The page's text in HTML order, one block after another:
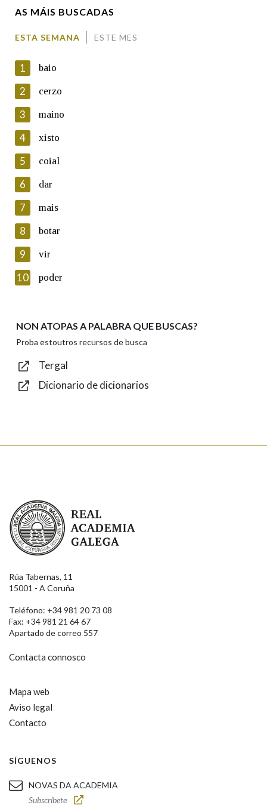
En cumprimento da normativa vixente en materia de
Protección de Datos de Carácter Persoal, a Real Academia
Galega informa a aqueles usuarios que faciliten o seu correo
electrónico, así como calquera outra información de carácter
persoal, que estes datos serán obxecto de tratamento
automatizado de carácter confidencial e incorporados aos seus
ficheiros informáticos. Así mesmo, os usuarios poderán exercer o
seu dereito de acceso, rectificación, oposición e cancelación dos
seus datos poñéndose en contacto connosco.
Lin e acepto as condicións da política de
Introduce o código que aparece na imaxe:
Texto de verificación
AS MÁIS BUSCADAS
ESTA SEMANA ESTE MES
1 baio
2 cerzo
3 maino
4 xisto
5 coial
6 dar
7 mais
8 botar
9 vir
10 poder
NON ATOPAS A PALABRA QUE BUSCAS?
Proba estoutros recursos de busca
Tergal
Dicionario de dicionarios
Real Academia Galega
Rúa Tabernas, 11
15001 - A Coruña
Teléfono: +34 981 20 73 08
Fax: +34 981 21 64 67
Apartado de correo 557
Contacta connosco
Mapa web
Aviso legal
Contacto
SÍGUENOS
NOVAS DA ACADEMIA
Subscríbete